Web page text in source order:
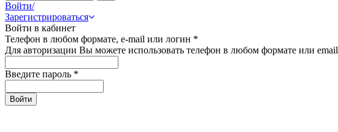
Войти/
Зарегистрироваться
Войти в кабинет
Телефон в любом формате, e-mail или логин *
Для авторизации Вы можете использовать телефон в любом формате или email
Введите пароль *